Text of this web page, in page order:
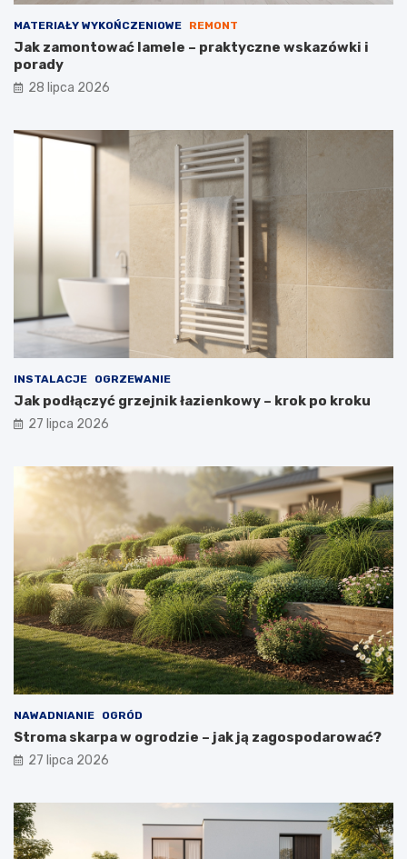
MATERIAŁY WYKOŃCZENIOWE REMONT
Jak zamontować lamele – praktyczne wskazówki i
porady
28 lipca 2026
INSTALACJE OGRZEWANIE
Jak podłączyć grzejnik łazienkowy – krok po kroku
27 lipca 2026
NAWADNIANIE OGRÓD
Stroma skarpa w ogrodzie – jak ją zagospodarować?
27 lipca 2026